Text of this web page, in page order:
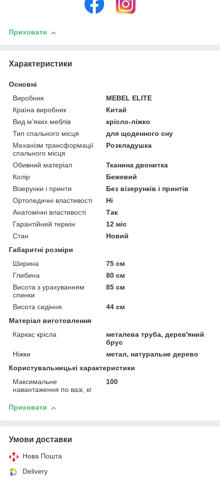
Приховати
Характеристики
Основні
Виробник
MEBEL ELITE
Країна виробник
Китай
Вид м'яких меблів
крісло-ліжко
Тип спального місця
для щоденного сну
Механізм трансформації
спального місця
Розкладушка
Обивний матеріал
Тканина двонитка
Колір
Бежевий
Візерунки і принти
Без візерунків і принтів
Ортопедичні властивості
Ні
Анатомічні властивості
Так
Гарантійний термін
12 міс
Стан
Новий
Габаритні розміри
Ширина
75 см
Глибина
80 см
Висота з урахуванням
спинки
85 см
Висота сидіння
44 см
Матеріал виготовлення
Каркас крісла
металева труба, дерев'яний
брус
Ніжки
метал, натуральне дерево
Користувальницькі характеристики
Максимальне
навантаження по вазі, кг
100
Приховати
Умови доставки
Нова Пошта
Delivery